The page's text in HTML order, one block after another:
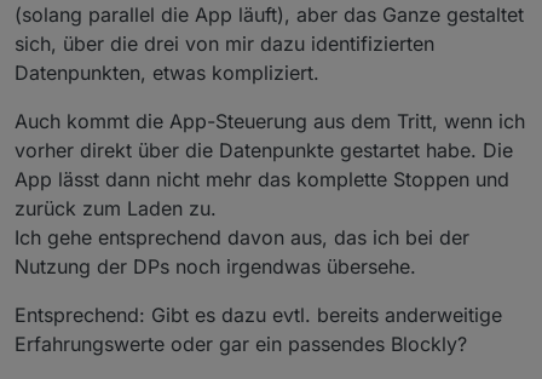
(solang parallel die App läuft), aber das Ganze gestaltet
sich, über die drei von mir dazu identifizierten
Datenpunkten, etwas kompliziert.
Auch kommt die App-Steuerung aus dem Tritt, wenn ich
vorher direkt über die Datenpunkte gestartet habe. Die
App lässt dann nicht mehr das komplette Stoppen und
zurück zum Laden zu.
Ich gehe entsprechend davon aus, das ich bei der
Nutzung der DPs noch irgendwas übersehe.
Entsprechend: Gibt es dazu evtl. bereits anderweitige
Erfahrungswerte oder gar ein passendes Blockly?